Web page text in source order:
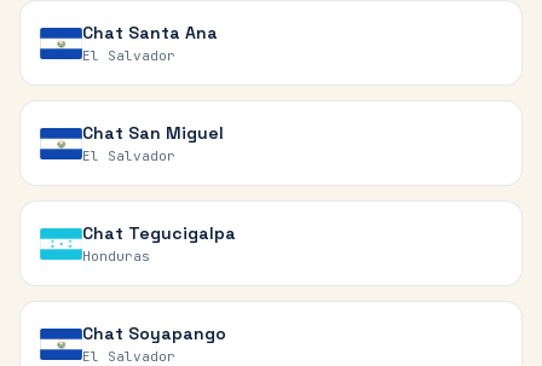
Chat Santa Ana
El Salvador
Chat San Miguel
El Salvador
Chat Tegucigalpa
Honduras
Chat Soyapango
El Salvador